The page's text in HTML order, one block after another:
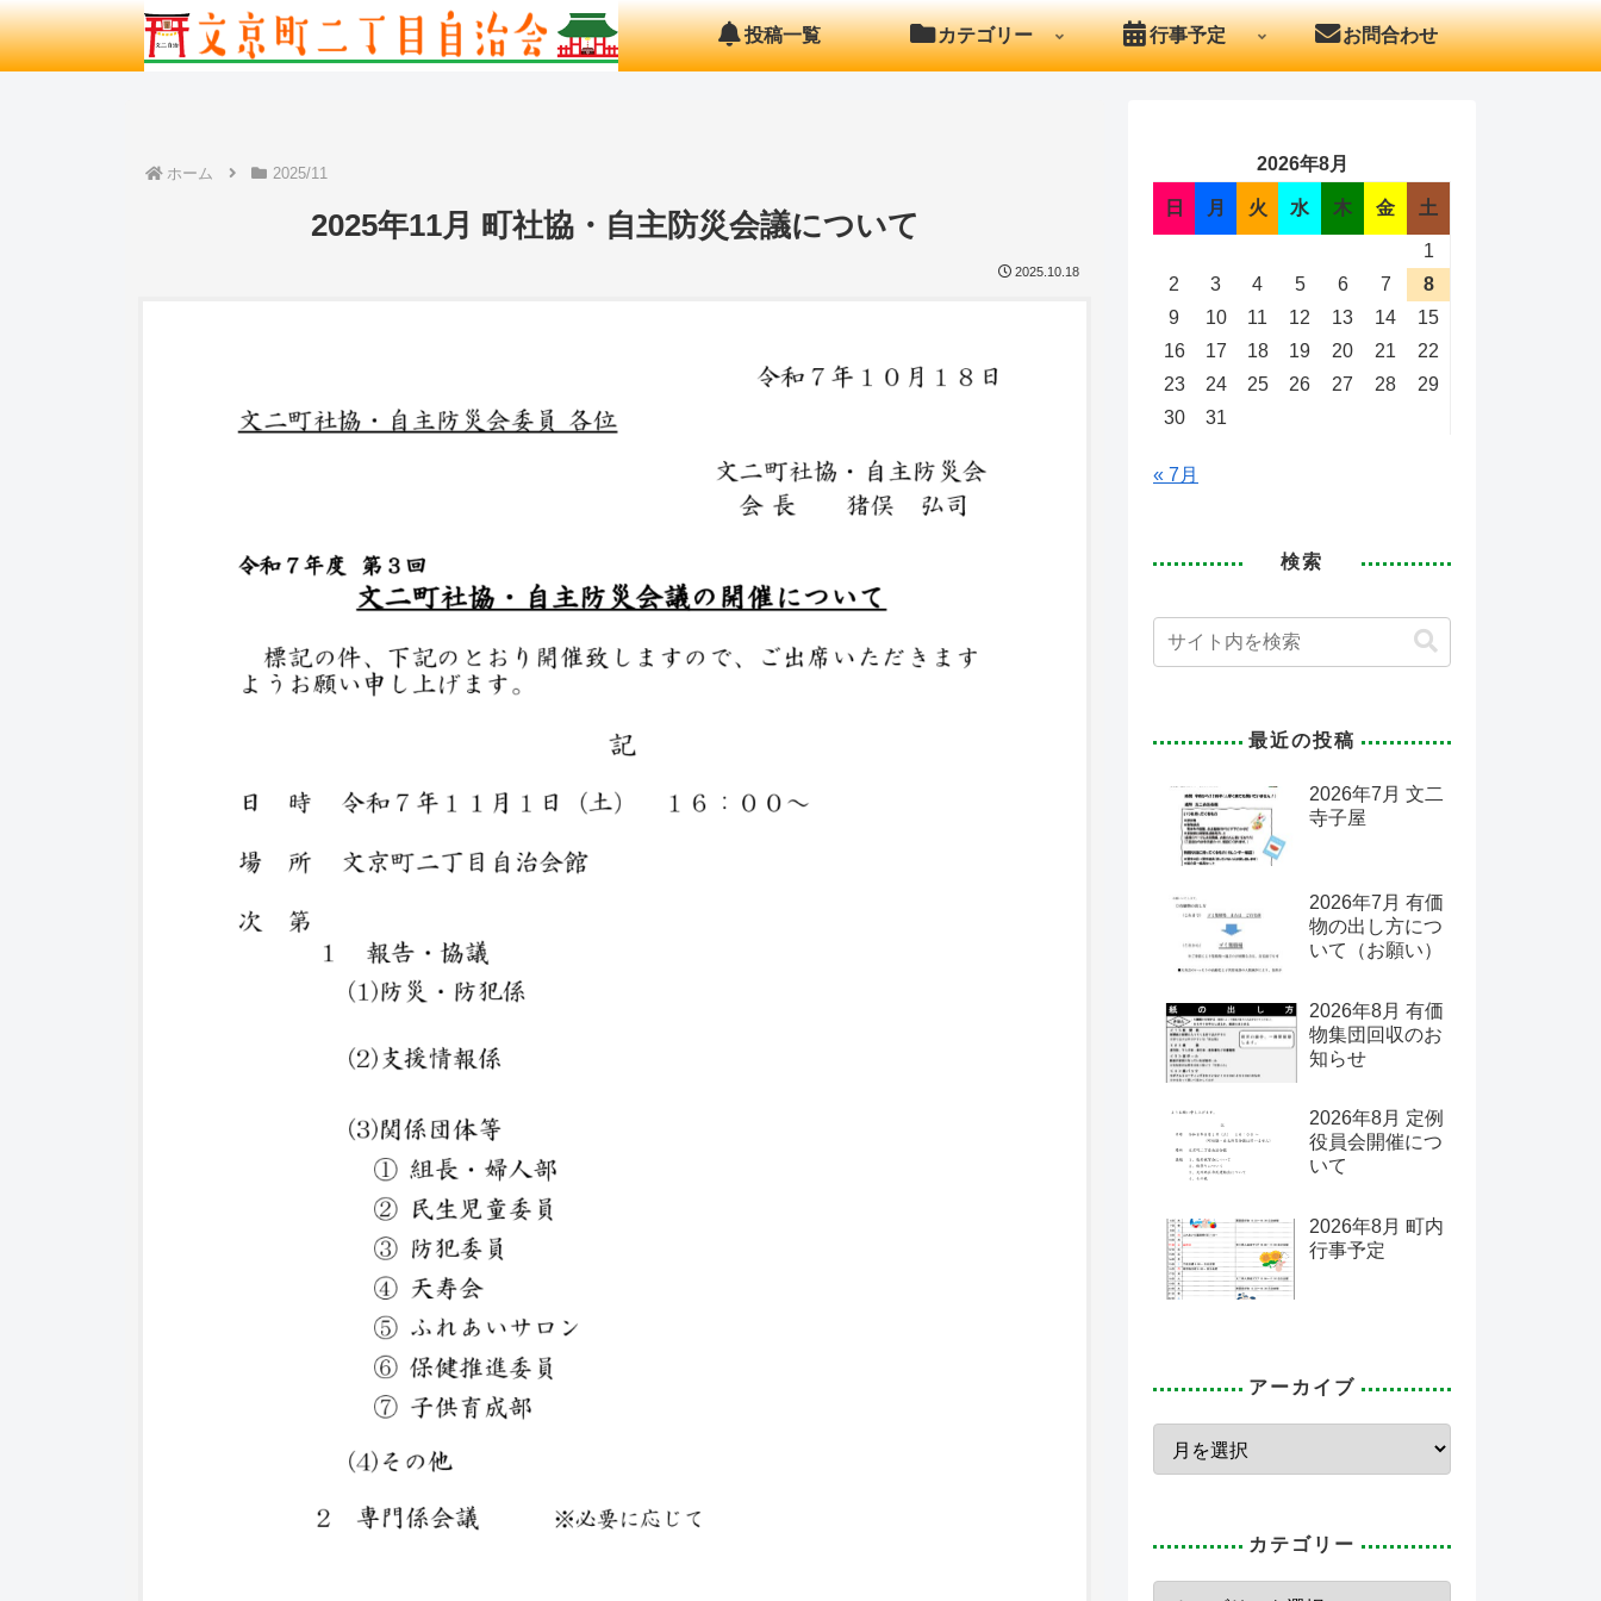
投稿一覧 カテゴリー 行事予定 お問合わせ
ホーム 2025/11
2025年11月 町社協・自主防災会議について
2025.10.18
2026年8月
日 月 火 水 木 金 土
1
2
3 4 5 6 7
8
9
10 11 12 13 14
15
16
17 18 19 20 21
22
23
24 25 26 27 28
29
30
31
« 7月
検索
最近の投稿
2026年7月 文二
寺子屋
2026年7月 有価
物の出し方につ
いて（お願い）
2026年8月 有価
物集団回収のお
知らせ
2026年8月 定例
役員会開催につ
いて
2026年8月 町内
行事予定
アーカイブ
カテゴリー